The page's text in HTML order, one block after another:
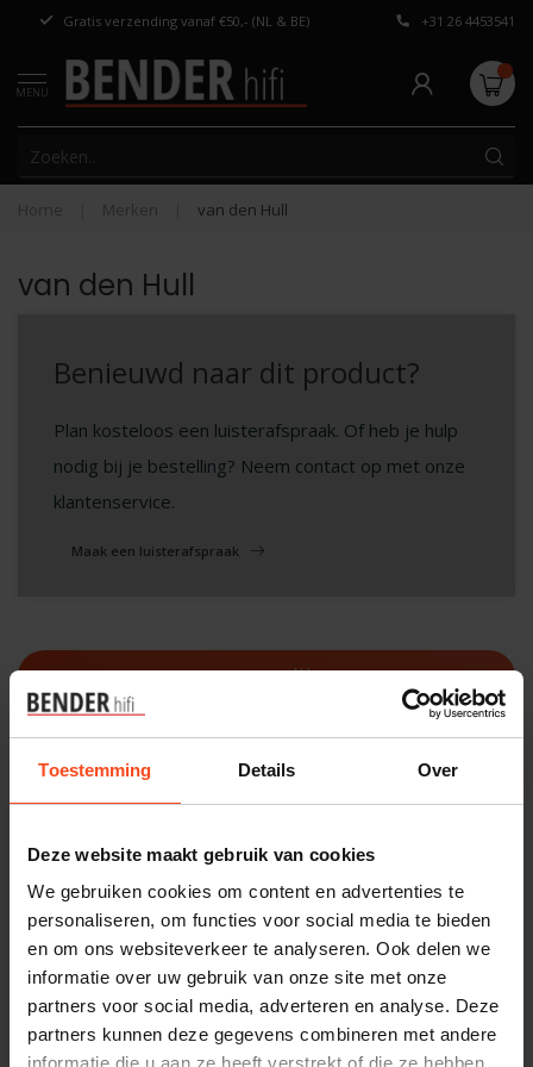
Toestemming Details Over
Deze website maakt gebruik van cookies
We gebruiken cookies om content en advertenties te
personaliseren, om functies voor social media te bieden
en om ons websiteverkeer te analyseren. Ook delen we
informatie over uw gebruik van onze site met onze
partners voor social media, adverteren en analyse. Deze
partners kunnen deze gegevens combineren met andere
informatie die u aan ze heeft verstrekt of die ze hebben
Gratis verzending vanaf €50,- (NL & BE) Persoonlijk
+31 26 4453541
MENU
Home Merken van den Hull
van den Hull
Benieuwd naar dit product?
Plan kosteloos een luisterafspraak. Of heb je hulp
nodig bij je bestelling? Neem contact op met onze
klantenservice.
Maak een luisterafspraak
Filters
Van den Hul